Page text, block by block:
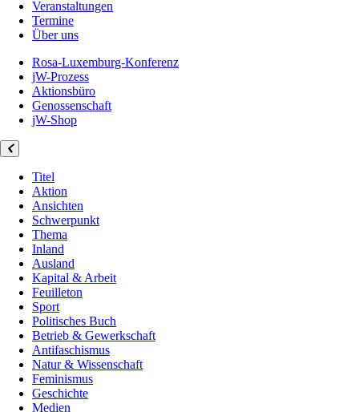
Veranstaltungen
Termine
Über uns
Rosa-Luxemburg-Konferenz
jW-Prozess
Aktionsbüro
Genossenschaft
jW-Shop
Titel
Aktion
Ansichten
Schwerpunkt
Thema
Inland
Ausland
Kapital & Arbeit
Feuilleton
Sport
Politisches Buch
Betrieb & Gewerkschaft
Antifaschismus
Natur & Wissenschaft
Feminismus
Geschichte
Medien